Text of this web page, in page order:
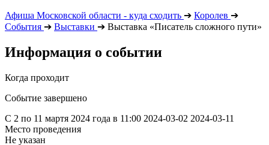
Афиша Московской области - куда сходить ➔ Королев ➔
События ➔ Выставки ➔ Выставка «Писатель сложного пути»
Информация о событии
Когда проходит
Событие завершено
С 2 по 11 мартя 2024 года в 11:00 2024-03-02 2024-03-11
Место проведения
Не указан